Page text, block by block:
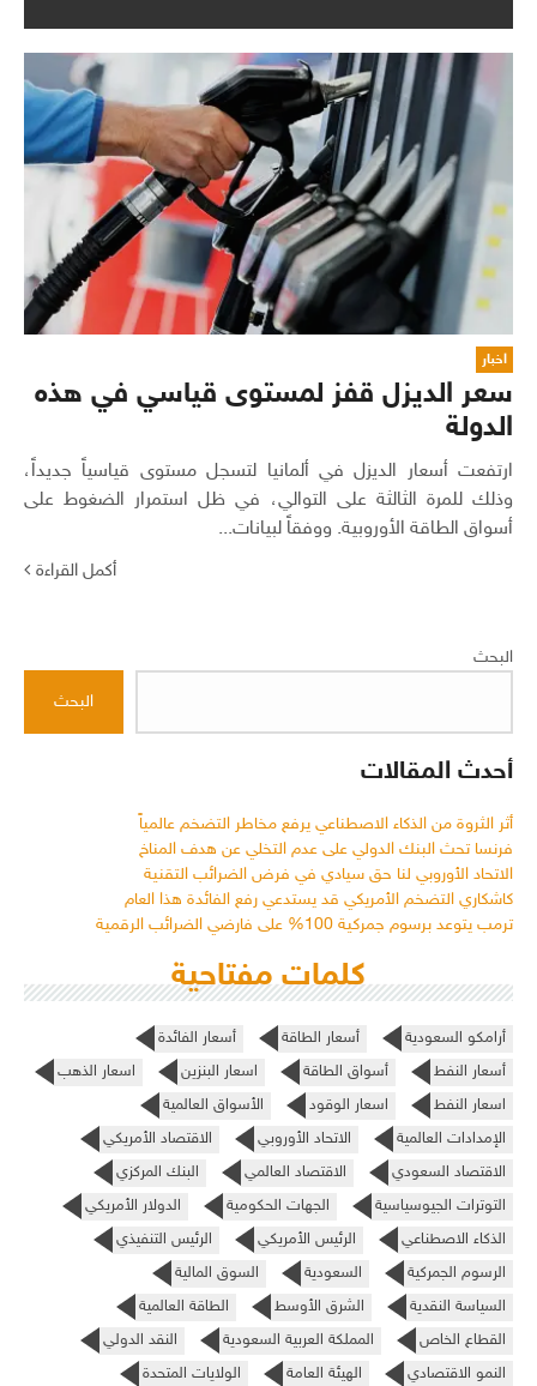
اخبار
سعر الديزل قفز لمستوى قياسي في هذه
الدولة
ارتفعت أسعار الديزل في ألمانيا لتسجل مستوى قياسياً جديداً،
وذلك للمرة الثالثة على التوالي، في ظل استمرار الضغوط على
أسواق الطاقة الأوروبية. ووفقاً لبيانات...
أكمل القراءة
البحث
البحث
أحدث المقالات
أثر الثروة من الذكاء الاصطناعي يرفع مخاطر التضخم عالمياً
فرنسا تحث البنك الدولي على عدم التخلي عن هدف المناخ
الاتحاد الأوروبي لنا حق سيادي في فرض الضرائب التقنية
كاشكاري التضخم الأمريكي قد يستدعي رفع الفائدة هذا العام
ترمب يتوعد برسوم جمركية 100% على فارضي الضرائب الرقمية
كلمات مفتاحية
أرامكو السعودية أسعار الطاقة
أسعار الفائدة
أسعار النفط
أسواق الطاقة اسعار البنزين
اسعار الذهب
اسعار النفط
اسعار الوقود
الأسواق العالمية
الإمدادات العالمية
الاتحاد الأوروبي
الاقتصاد الأمريكي
الاقتصاد السعودي
الاقتصاد العالمي
البنك المركزي
التوترات الجيوسياسية
الجهات الحكومية
الدولار الأمريكي
الذكاء الاصطناعي
الرئيس الأمريكي
الرئيس التنفيذي
الرسوم الجمركية
السعودية
السوق المالية
السياسة النقدية
الشرق الأوسط
الطاقة العالمية
القطاع الخاص
المملكة العربية السعودية
النقد الدولي
النمو الاقتصادي
الهيئة العامة الولايات المتحدة